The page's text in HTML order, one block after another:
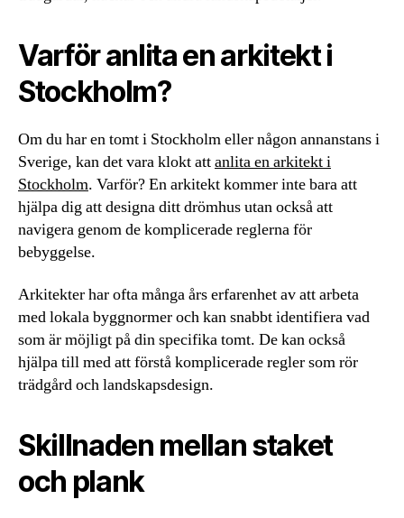
Varför anlita en arkitekt i
Stockholm?
Om du har en tomt i Stockholm eller någon annanstans i
Sverige, kan det vara klokt attanlita en arkitekt i
Stockholm. Varför? En arkitekt kommer inte bara att
hjälpa dig att designa ditt drömhus utan också att
navigera genom de komplicerade reglerna för
bebyggelse.
Arkitekter har ofta många års erfarenhet av att arbeta
med lokala byggnormer och kan snabbt identifiera vad
som är möjligt på din specifika tomt. De kan också
hjälpa till med att förstå komplicerade regler som rör
trädgård och landskapsdesign.
Skillnaden mellan staket
och plank